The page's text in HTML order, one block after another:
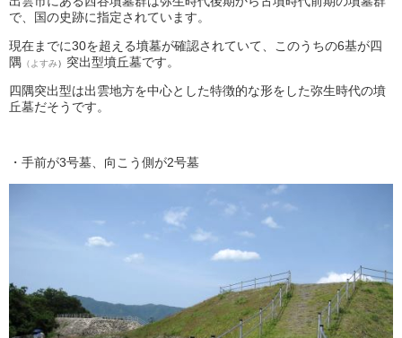
で、国の史跡に指定されています。
現在までに30を超える墳墓が確認されていて、このうちの6基が四
隅 （よすみ） 突出型墳丘墓です。
四隅突出型は出雲地方を中心とした特徴的な形をした弥生時代の墳
丘墓だそうです。
・手前が3号墓、向こう側が2号墓